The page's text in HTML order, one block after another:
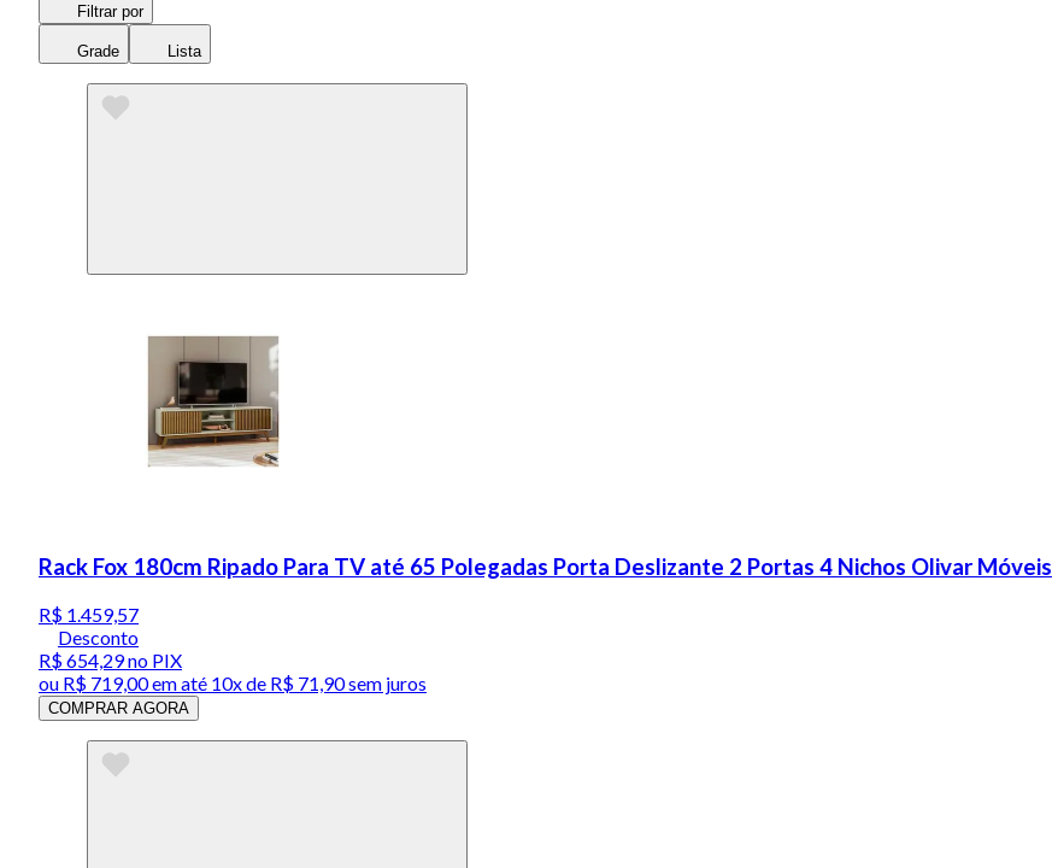
Filtrar por
Grade Lista
Rack Fox 180cm Ripado Para TV até 65 Polegadas Porta Deslizante 2 Portas 4 Nichos Olivar Móveis
R$ 1.459,57
Desconto
R$ 654,29no PIX
ou R$ 719,00em até 10x de R$ 71,90 sem juros
COMPRAR AGORA